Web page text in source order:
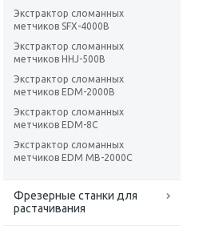
Экстрактор сломанных
метчиков SFX-4000B
Экстрактор сломанных
метчиков HHJ-500B
Экстрактор сломанных
метчиков EDM-2000B
Экстрактор сломанных
метчиков EDM-8C
Экстрактор сломанных
метчиков EDM MB-2000C
Фрезерные станки для
растачивания